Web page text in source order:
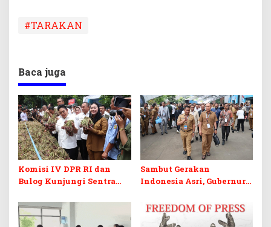
#TARAKAN
Baca juga
Komisi IV DPR RI dan
Bulog Kunjungi Sentra
Dorong Peluang Ekspor
Sambut Gerakan
Indonesia Asri, Gubernur
Penertiban Baliho dan
Kabel Semrawut